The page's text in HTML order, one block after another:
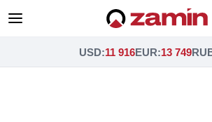
USD:11 916EUR:13 749